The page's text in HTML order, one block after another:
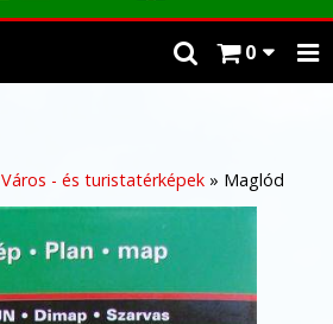
0
Város - és turistatérképek » Maglód